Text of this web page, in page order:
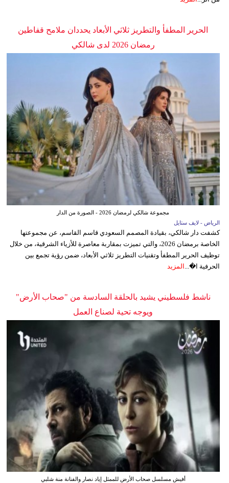
الحرير المطفأ والتطريز ثلاثي الأبعاد يحددان ملامح قفاطين
رمضان 2026 لدى شالكي
مجموعة شالكي لرمضان 2026 - الصورة من الدار
الرياض - لايف ستايل
كشفت دار شالكي، بقيادة المصمم السعودي قاسم القاسم، عن مجموعتها
الخاصة برمضان 2026، والتي تميزت بمقاربة معاصرة للأزياء الشرقية، من خلال
توظيف الحرير المطفأ وتقنيات التطريز ثلاثي الأبعاد، ضمن رؤية تجمع بين
الحرفية ا�... المزيد
ناشط فلسطيني يشيد بالحلقة السادسة من "صحاب الأرض"
ويوجه تحية لصناع العمل
أفيش مسلسل صحاب الأرض للممثل إياد نصار والفنانة منة شلبي